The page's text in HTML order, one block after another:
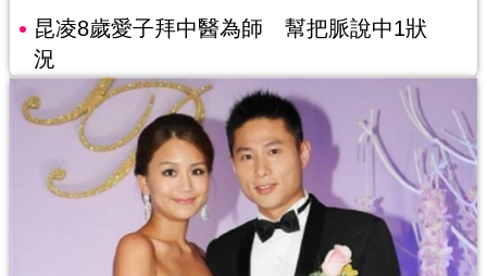
昆凌8歲愛子拜中醫為師 幫把脈說中1狀
況